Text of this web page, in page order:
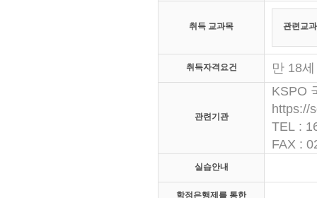
취득 교과목 관련교
취득자격요건 만 18
관련기관
KSPO
https://
TEL :
FAX :
실습안내
학점은행제를 통한